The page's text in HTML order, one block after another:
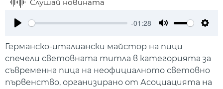
Слушай новината
-01:28
Германско-италиански майстор на пици
спечели световната титла в категорията за
съвременна пица на неофициалното световно
първенство, организирано от Асоциацията на